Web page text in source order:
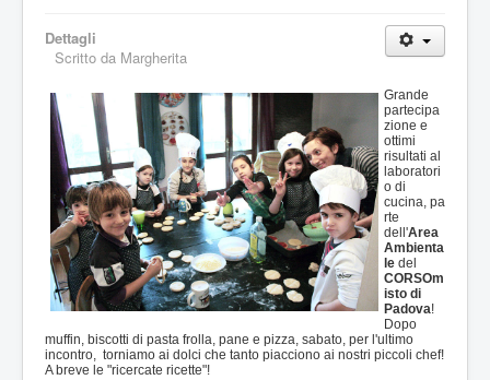
Dettagli
Scritto da Margherita
Grande
partecipa
zione e
ottimi
risultati al
laboratori
o di
cucina, pa
rte
dell'Area
Ambienta
le del
CORSOm
isto di
Padova!
Dopo
muffin, biscotti di pasta frolla, pane e pizza, sabato, per l'ultimo
incontro, torniamo ai dolci che tanto piacciono ai nostri piccoli chef!
A breve le "ricercate ricette"!